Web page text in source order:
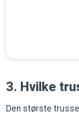
3. Hvilke
Den største